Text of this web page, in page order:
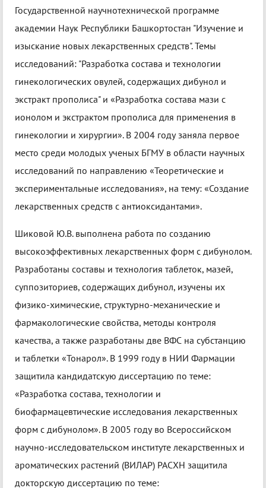
Государственной научнотехнической программе
академии Наук Республики Башкортостан "Изучение и
изыскание новых лекарственных средств". Темы
исследований: "Разработка состава и технологии
гинекологических овулей, содержащих дибунол и
экстракт прополиса" и «Разработка состава мази с
ионолом и экстрактом прополиса для применения в
гинекологии и хирургии». В 2004 году заняла первое
место среди молодых ученых БГМУ в области научных
исследований по направлению «Теоретические и
экспериментальные исследования», на тему: «Создание
лекарственных средств с антиоксидантами».
Шиковой Ю.В. выполнена работа по созданию
высокоэффективных лекарственных форм с дибунолом.
Разработаны составы и технология таблеток, мазей,
суппозиториев, содержащих дибунол, изучены их
физико-химические, структурно-механические и
фармакологические свойства, методы контроля
качества, а также разработаны две ВФС на субстанцию
и таблетки «Тонарол». В 1999 году в НИИ Фармации
защитила кандидатскую диссертацию по теме:
«Разработка состава, технологии и
биофармацевтические исследования лекарственных
форм с дибунолом». В 2005 году во Всероссийском
научно-исследовательском институте лекарственных и
ароматических растений (ВИЛАР) РАСХН защитила
докторскую диссертацию по теме: